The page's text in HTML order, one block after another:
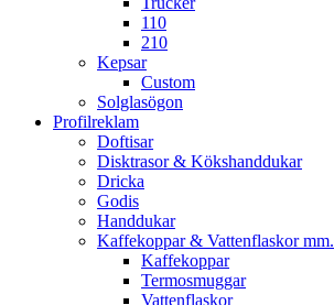
110
210
Kepsar
Custom
Solglasögon
Profilreklam
Doftisar
Disktrasor & Kökshanddukar
Dricka
Godis
Handdukar
Kaffekoppar & Vattenflaskor mm.
Kaffekoppar
Termosmuggar
Vattenflaskor